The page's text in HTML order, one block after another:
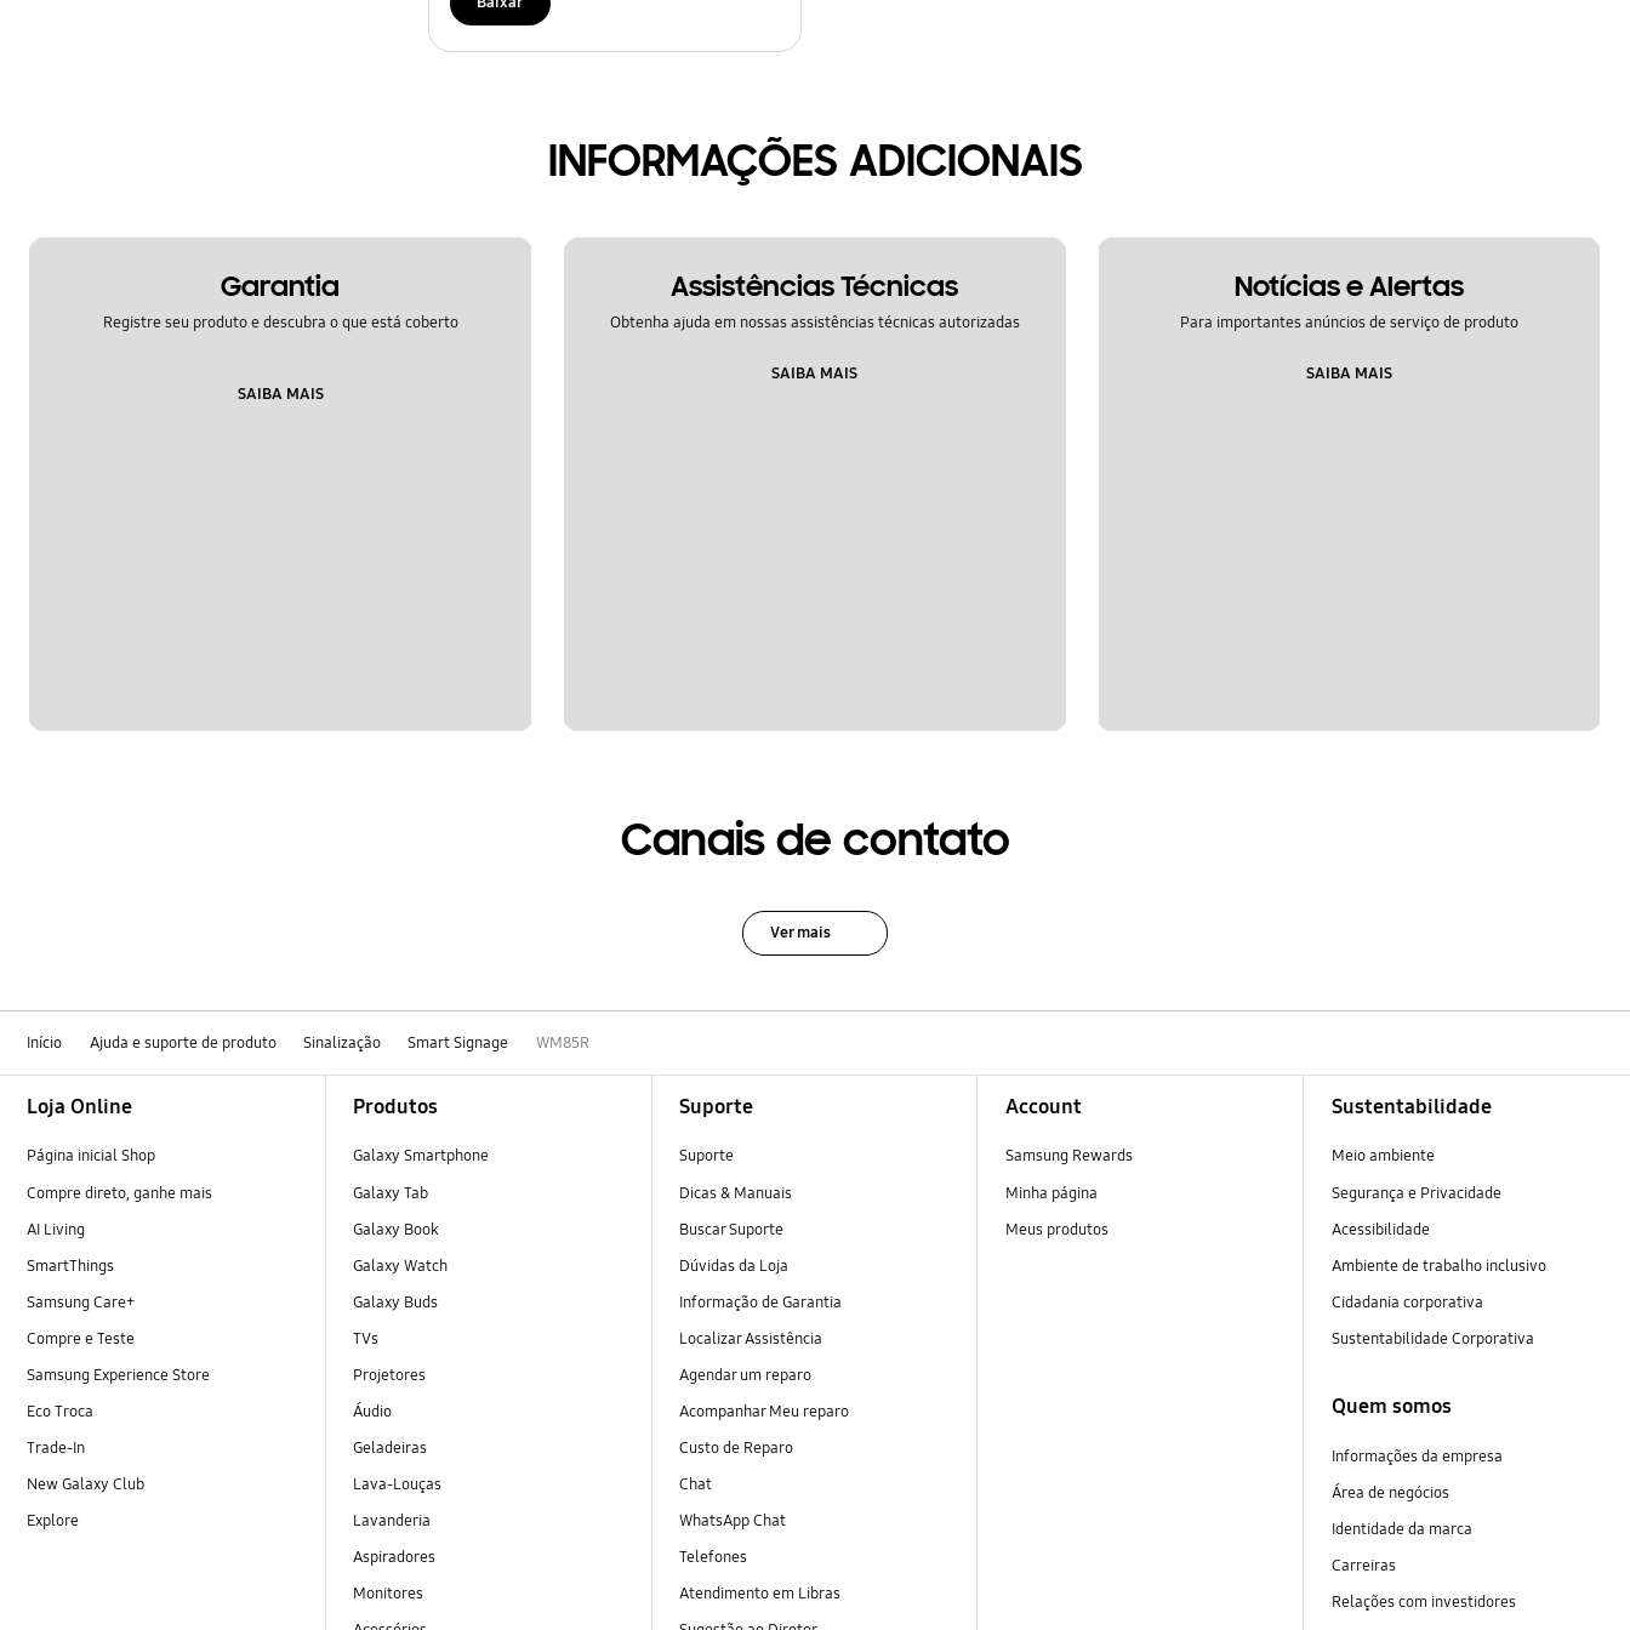
INFORMAÇÕES ADICIONAIS
Garantia
Registre seu produto e descubra o que está coberto
SAIBA MAIS
Assistências Técnicas
Obtenha ajuda em nossas assistências técnicas autorizadas
SAIBA MAIS
Notícias e Alertas
Para importantes anúncios de serviço de produto
SAIBA MAIS
Canais de contato
Ver mais
Início Ajuda e suporte de produto Sinalização Smart Signage WM85R
Loja Online
Página inicial Shop
Compre direto, ganhe mais
AI Living
SmartThings
Samsung Care+
Compre e Teste
Samsung Experience Store
Eco Troca
Trade-In
New Galaxy Club
Explore
Produtos
Galaxy Smartphone
Galaxy Tab
Galaxy Book
Galaxy Watch
Galaxy Buds
TVs
Projetores
Áudio
Geladeiras
Lava-Louças
Lavanderia
Aspiradores
Monitores
Suporte
Suporte
Dicas & Manuais
Buscar Suporte
Dúvidas da Loja
Informação de Garantia
Localizar Assistência
Agendar um reparo
Acompanhar Meu reparo
Custo de Reparo
Chat
WhatsApp Chat
Telefones
Atendimento em Libras
Account
Samsung Rewards
Minha página
Meus produtos
Sustentabilidade
Meio ambiente
Segurança e Privacidade
Acessibilidade
Ambiente de trabalho inclusivo
Cidadania corporativa
Sustentabilidade Corporativa
Quem somos
Informações da empresa
Área de negócios
Identidade da marca
Carreiras
Relações com investidores